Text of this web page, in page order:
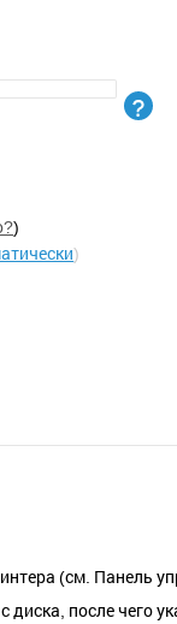
)
)
(см. Панель
после чего